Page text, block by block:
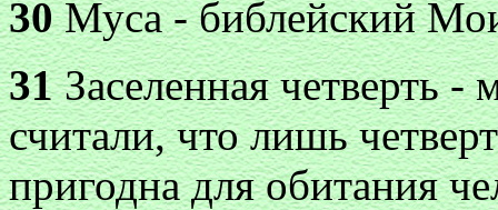
30Муса - библейский
31Заселенная четверть -
считали, что лишь
пригодна для обитания